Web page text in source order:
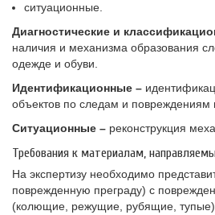
ситуационные.
Диагностические и
наличия и механизма образования
одежде и обуви.
Идентификационные –
объектов по следам и повреждениям
Ситуационные – реконструкция
Требования к материалам,
На экспертизу необходимо
поврежденную преграду) с
(колющие, режущие, рубящие,